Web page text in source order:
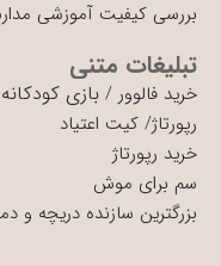
بررسی کیفیت آموزشی
تبلیغات متنی
خرید فالوور / بازی
رپورتاژ/ کیت اعتیاد
خرید رپورتاژ
سم برای موش
بزرگترین سازنده دریچه و